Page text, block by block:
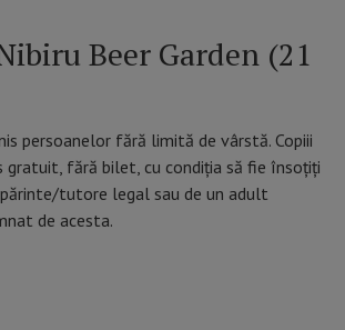
Beer Garden (21
persoanelor fără limită de vârstă. Copiii
gratuit, fără bilet, cu condiția să fie însoțiți
tutore legal sau de un adult
de acesta.